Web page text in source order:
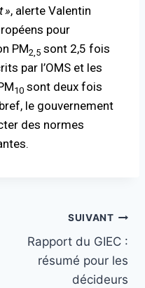
», alerte Valentin
pour
PM2,5 sont 2,5 fois
par l’OMS et les
10 sont deux fois
le gouvernement
des normes
SUIVANT
Rapport du GIEC :
résumé pour les
décideurs